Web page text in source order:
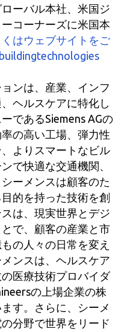
ーバル本社、米国ジ
コーナーズに米国本
はウェブサイトをご
ンは、産業、インフ
ヘルスケアに特化し
であるSiemens AGの
の高い工場、弾力性
よりスマートなビル
で快適な交通機関、
ーメンスは顧客のた
的を持った技術を創
は、現実世界とデジ
で、顧客の産業と市
の人々の日常を変え
ンスは、ヘルスケア
医療技術プロバイダ
の上場企業の株
す。さらに、シーメ
分野で世界をリード